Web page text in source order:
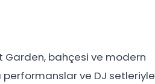
Garden, bahçesi ve modern
performanslar ve DJ setleriyle